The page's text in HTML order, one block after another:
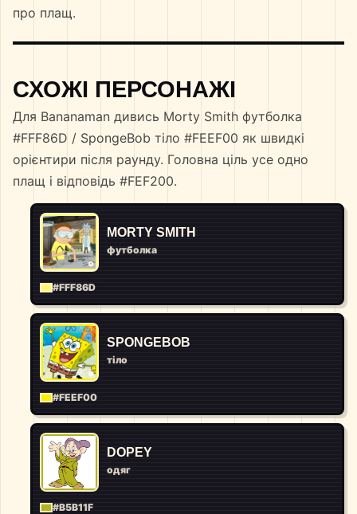
про плащ.
СХОЖІ ПЕРСОНАЖІ
Для Bananaman дивись Morty Smith футболка
#FFF86D / SpongeBob тіло #FEEF00 як швидкі
орієнтири після раунду. Головна ціль усе одно
плащ і відповідь #FEF200.
MORTY SMITH
футболка
#FFF86D
SPONGEBOB
тіло
#FEEF00
DOPEY
одяг
#B5B11F